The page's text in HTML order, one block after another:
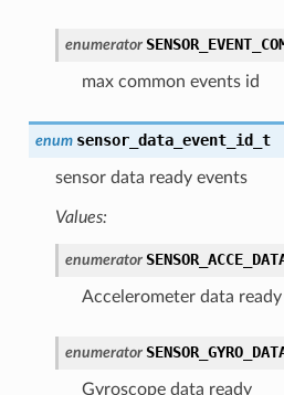
enumerator
max common events id
enum sensor_data_event_id_t
sensor data ready events
Values:
enumerator
Accelerometer data ready
enumerator
Gyroscope data ready